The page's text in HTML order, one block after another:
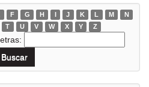
F G H I J K L M
N
T U V W X Y Z